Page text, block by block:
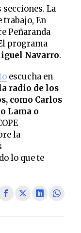
secciones. La
trabajo, En
Peñaranda
programa
Navarro.
escucha en
radio de los
como Carlos
Lama o
la
lo que te